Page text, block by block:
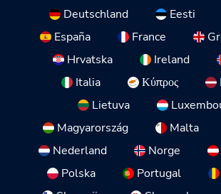
Deutschland
Eesti
España
France
Hrvatska
Ireland
Italia
Κύπρος
Lietuva
Magyarország
Malta
Nederland
Norge
Polska
Portugal